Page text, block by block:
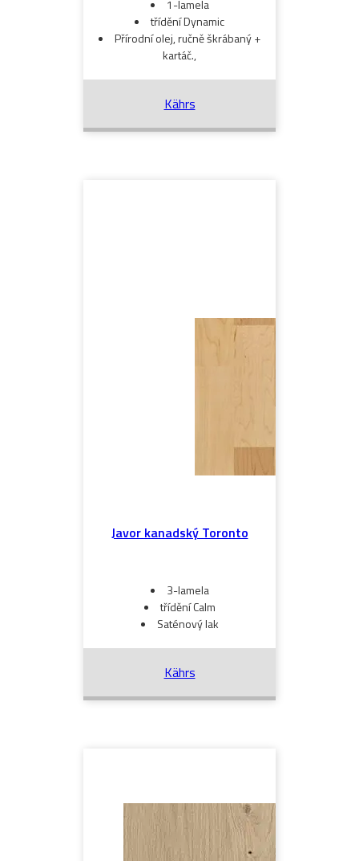
1-lamela
třídění Dynamic
Přírodní olej, ručně škrábaný +
kartáč.,
Kährs
Javor kanadský Toronto
3-lamela
třídění Calm
Saténový lak
Kährs